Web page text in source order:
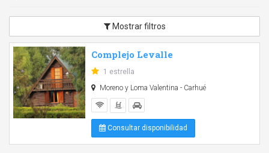
Mostrar filtros
Complejo Levalle
1 estrella
Moreno y Loma Valentina - Carhué
Consultar disponibilidad